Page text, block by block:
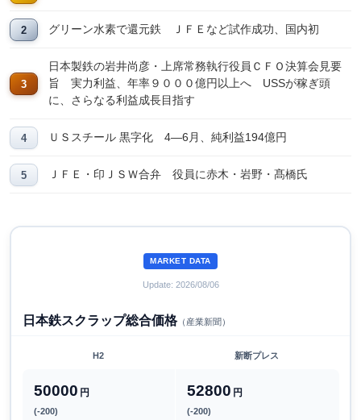
グリーン水素で還元鉄 ＪＦＥなど試作成功、国内初
日本製鉄の岩井尚彦・上席常務執行役員ＣＦＯ決算会見要
旨 実力利益、年率９０００億円以上へ USSが稼ぎ頭
に、さらなる利益成長目指す
ＵＳスチール 黒字化 4―6月、純利益194億円
ＪＦＥ・印ＪＳＷ合弁 役員に赤木・岩野・髙橋氏
MARKET DATA
Update: 2026/08/06
日本鉄スクラップ総合価格（産業新聞）
H2 新断プレス
50000 円
(-200)
52800 円
(-200)